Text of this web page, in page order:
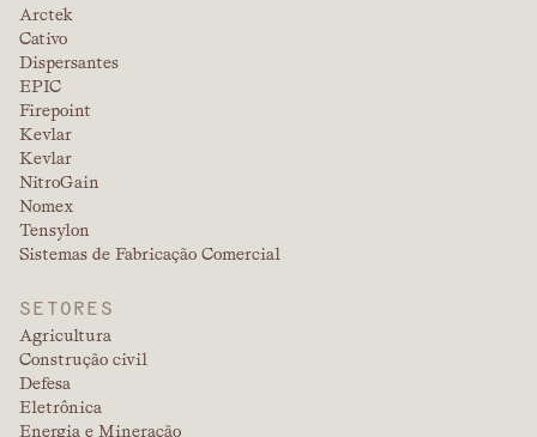
Arctek
Cativo
Dispersantes
EPIC
Firepoint
Kevlar
Kevlar
NitroGain
Nomex
Tensylon
Sistemas de Fabricação Comercial
SETORES
Agricultura
Construção civil
Defesa
Eletrônica
Energia e Mineração